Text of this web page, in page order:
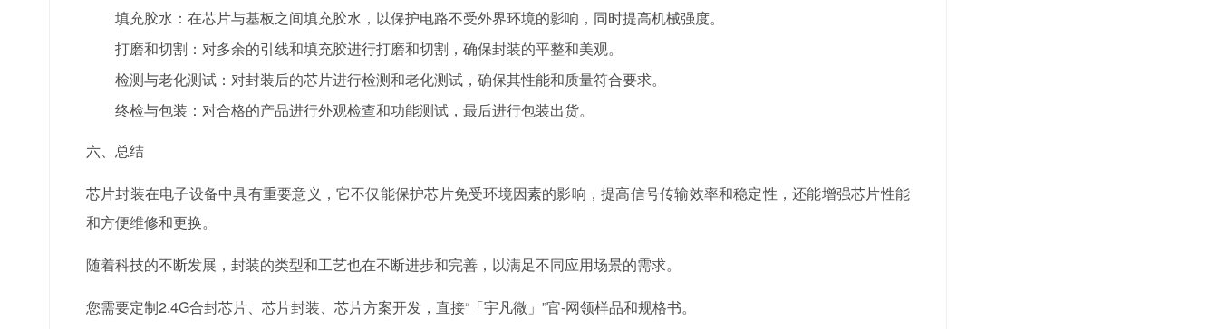
填充胶水：在芯片与基板之间填充胶水，以保护电路不受外界环境的影响，同时提高机械强度。
打磨和切割：对多余的引线和填充胶进行打磨和切割，确保封装的平整和美观。
检测与老化测试：对封装后的芯片进行检测和老化测试，确保其性能和质量符合要求。
终检与包装：对合格的产品进行外观检查和功能测试，最后进行包装出货。
六、总结
芯片封装在电子设备中具有重要意义，它不仅能保护芯片免受环境因素的影响，提高信号传输效率和稳定性，还能增强芯片性能
和方便维修和更换。
随着科技的不断发展，封装的类型和工艺也在不断进步和完善，以满足不同应用场景的需求。
您需要定制2.4G合封芯片、芯片封装、芯片方案开发，直接“「宇凡微」”官-网领样品和规格书。